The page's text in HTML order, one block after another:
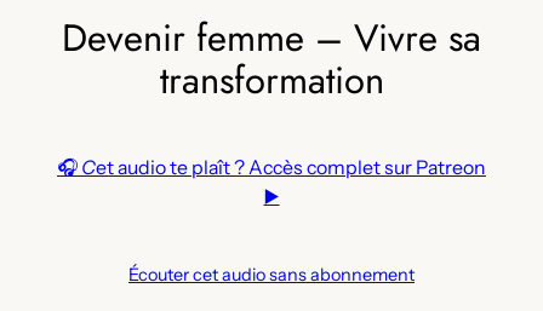
Devenir femme – Vivre sa
transformation
🎧 Cet audio te plaît ? Accès complet sur Patreon
▶️
Écouter cet audio sans abonnement